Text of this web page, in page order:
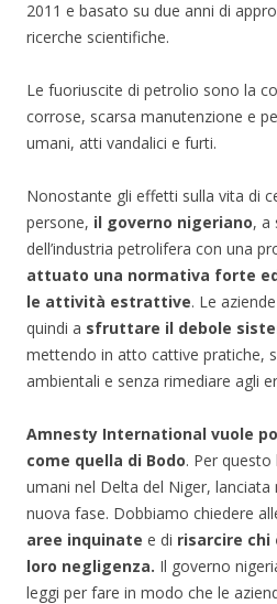
2011 e basato su due anni di
ricerche scientifiche.
Le fuoriuscite di petrolio sono la
corrose, scarsa manutenzione e
umani, atti vandalici e furti.
Nonostante gli effetti sulla vita di
persone, il governo nigeriano, a
dell’industria petrolifera con una
attuato una normativa forte
le attività estrattive. Le
quindi a sfruttare il debole
mettendo in atto cattive pratiche,
ambientali e senza rimediare agli
Amnesty International vuole
come quella di Bodo. Per
umani nel Delta del Niger, lanciata
nuova fase. Dobbiamo chiedere
aree inquinate e di risarcire
loro negligenza. Il governo
leggi per fare in modo che le